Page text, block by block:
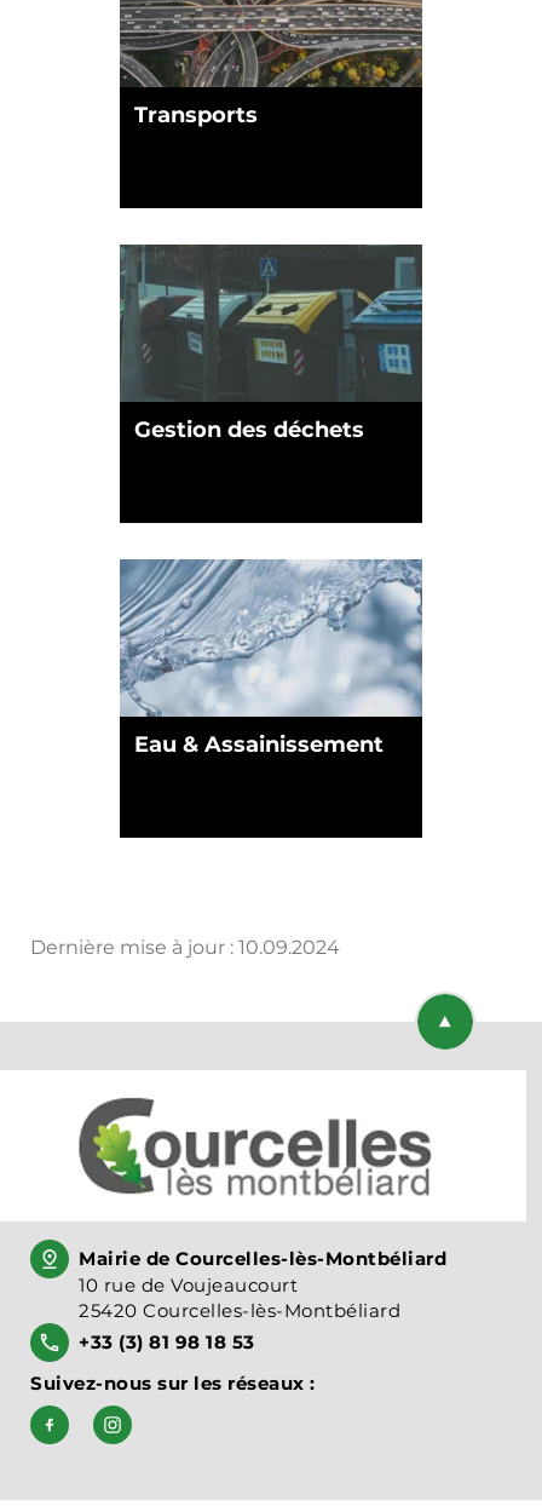
Transports
Gestion des déchets
Eau & Assainissement
Dernière mise à jour : 10.09.2024
Retourner
Mairie de Courcelles-lès-Montbéliard
10 rue de Voujeaucourt
25420 Courcelles-lès-Montbéliard
+33 (3) 81 98 18 53
Suivez-nous sur les réseaux :
Suivez-nous sur Facebook, Bien vivre à Courcelles-
Suivez-nous sur Instagram,